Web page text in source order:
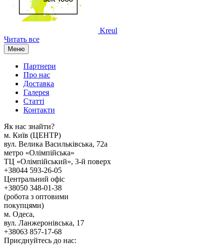
Kreul
Читать все
Меню
Партнери
Про нас
Доставка
Галерея
Статтi
Контакти
Як наc знайти?
м. Киïв (ЦЕНТР)
вул. Велика Васильківська, 72а
метро «Олімпійська»
ТЦ «Олімпійський», 3-й поверх
+38044 593-26-05
Центральний офіс
+38050 348-01-38
(робота з оптовими
покупцями)
м. Одеса,
вул. Ланжеронівська, 17
+38063 857-17-68
Приєднуйтесь до нас: